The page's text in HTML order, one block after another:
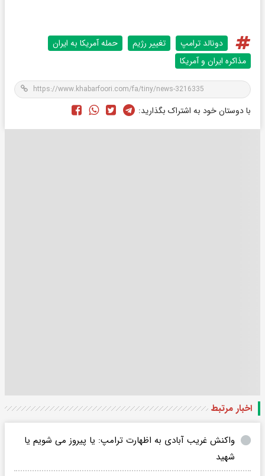
دونالد ترامپ تغییر رژیم
حمله آمریکا به ایران
مذاکره ایران و آمریکا
با دوستان خود به اشتراک بگذارید:
اخبار مرتبط
واکنش غریب آبادی به اظهارت ترامپ: یا پیروز می شویم یا
شهید